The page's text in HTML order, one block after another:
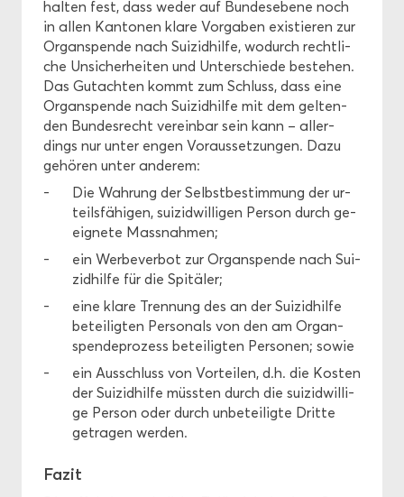
hal­ten fest, dass weder auf Bun­des­ebe­ne noch
in allen Kan­to­nen klare Vor­ga­ben exis­tie­ren zur
Or­gan­spen­de nach Sui­zid­hil­fe, wo­durch recht­li­
che Un­si­cher­hei­ten und Un­ter­schie­de be­stehen.
Das Gut­ach­ten kommt zum Schluss, dass eine
Or­gan­spen­de nach Sui­zid­hil­fe mit dem gel­ten­
den Bun­des­recht ver­ein­bar sein kann – al­ler­
dings nur unter engen Vor­aus­set­zun­gen. Dazu
ge­hö­ren unter an­de­rem:
Die Wah­rung der Selbst­be­stim­mung der ur­
teils­fä­hi­gen, sui­zid­wil­li­gen Per­son durch ge­
eig­ne­te Mass­nah­men;
ein Wer­be­ver­bot zur Or­gan­spen­de nach Sui­
zid­hil­fe für die Spi­tä­ler;
eine klare Tren­nung des an der Sui­zid­hil­fe
be­tei­lig­ten Per­so­nals von den am Or­gan­
spen­de­pro­zess be­tei­lig­ten Per­so­nen; sowie
ein Aus­schluss von Vor­tei­len, d.h. die Kos­ten
der Sui­zid­hil­fe müss­ten durch die sui­zid­wil­li­
ge Per­son oder durch un­be­tei­lig­te Drit­te
ge­tra­gen wer­den.
Fazit